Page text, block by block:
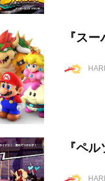
『ス
『ペ